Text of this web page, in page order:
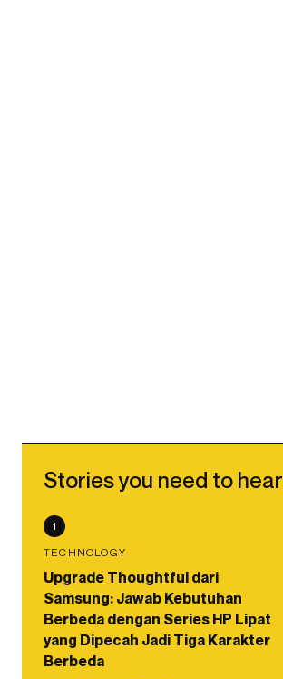
Stories you need to hear
1
TECHNOLOGY
Upgrade Thoughtful dari
Samsung: Jawab Kebutuhan
Berbeda dengan Series HP Lipat
yang Dipecah Jadi Tiga Karakter
Berbeda